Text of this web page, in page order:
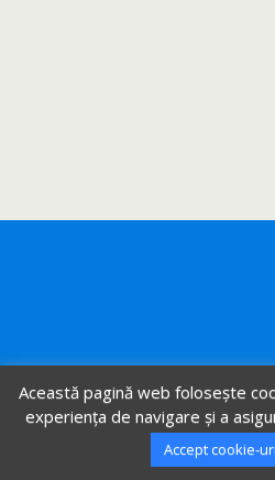
Această pagină web folosește
experiența de navigare și a
Accept cookie-uri